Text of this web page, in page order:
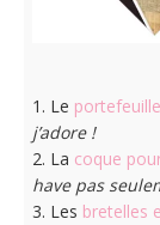
1. Le portefeuille
j’adore !
2. La coque
have pas
3. Les bretelles